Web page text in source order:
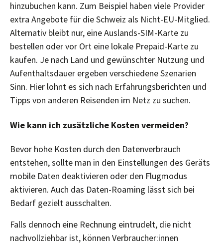
hinzubuchen kann. Zum Beispiel haben viele Provider
extra Angebote für die Schweiz als Nicht-EU-Mitglied.
Alternativ bleibt nur, eine Auslands-SIM-Karte zu
bestellen oder vor Ort eine lokale Prepaid-Karte zu
kaufen. Je nach Land und gewünschter Nutzung und
Aufenthaltsdauer ergeben verschiedene Szenarien
Sinn. Hier lohnt es sich nach Erfahrungsberichten und
Tipps von anderen Reisenden im Netz zu suchen.
Wie kann ich zusätzliche Kosten vermeiden?
Bevor hohe Kosten durch den Datenverbrauch
entstehen, sollte man in den Einstellungen des Geräts
mobile Daten deaktivieren oder den Flugmodus
aktivieren. Auch das Daten-Roaming lässt sich bei
Bedarf gezielt ausschalten.
Falls dennoch eine Rechnung eintrudelt, die nicht
nachvollziehbar ist, können Verbraucher:innen